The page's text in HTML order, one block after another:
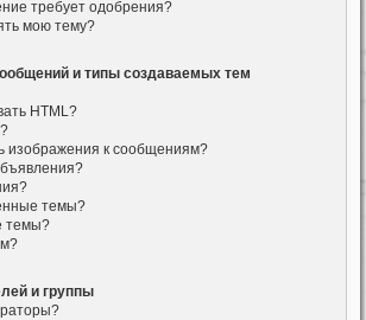
требует одобрения?
мою тему?
и типы создаваемых тем
HTML?
изображения к сообщениям?
темы?
темы?
и группы